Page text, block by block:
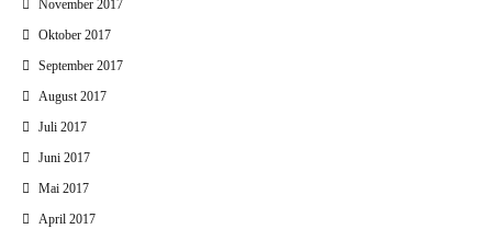
November 2017
Oktober 2017
September 2017
August 2017
Juli 2017
Juni 2017
Mai 2017
April 2017